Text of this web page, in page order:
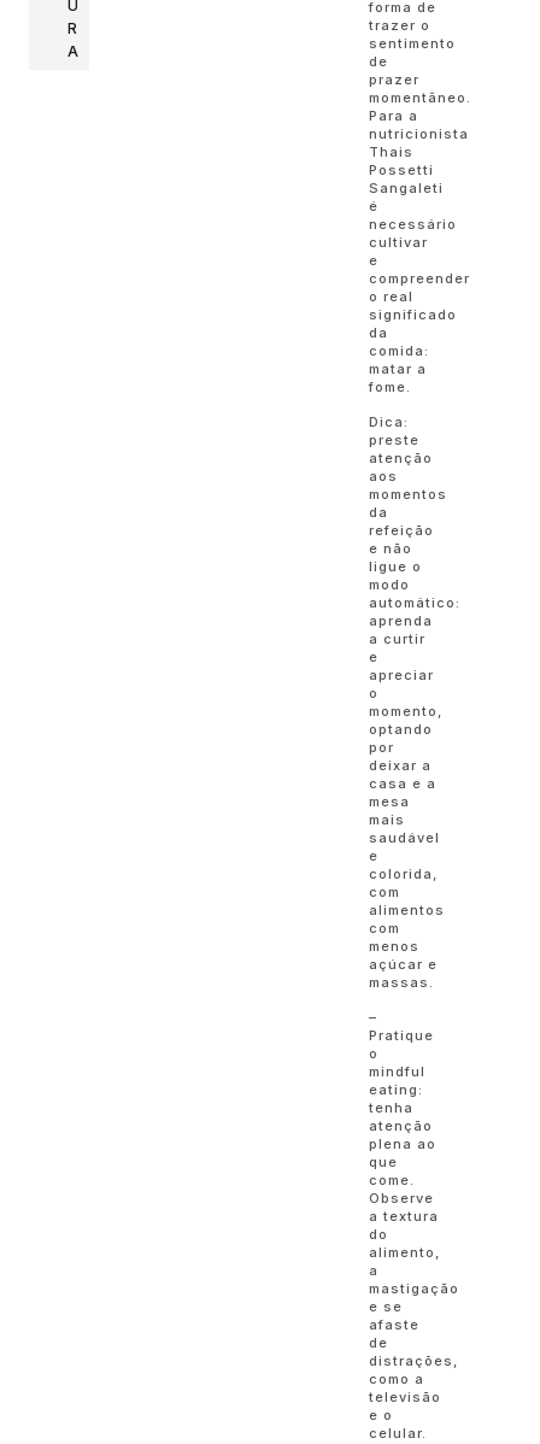
U
R
A
forma de
trazer o
sentimento
de
prazer
momentâneo.
Para a
nutricionista
Thais
Possetti
Sangaleti
é
necessário
cultivar
e
compreender
o real
significado
da
comida:
matar a
fome.
Dica:
preste
atenção
aos
momentos
da
refeição
e não
ligue o
modo
automático:
aprenda
a curtir
e
apreciar
o
momento,
optando
por
deixar a
casa e a
mesa
mais
saudável
e
colorida,
com
alimentos
com
menos
açúcar e
massas.
–
Pratique
o
mindful
eating:
tenha
atenção
plena ao
que
come.
Observe
a textura
do
alimento,
a
mastigação
e se
afaste
de
distrações,
como a
televisão
e o
celular.